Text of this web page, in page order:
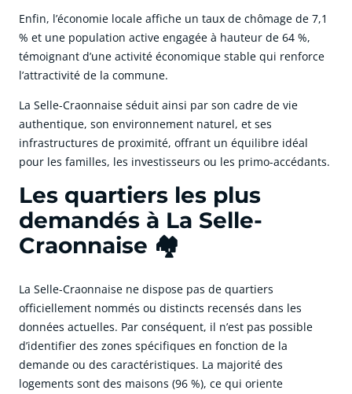
Enfin, l’économie locale affiche un taux de chômage de 7,1
% et une population active engagée à hauteur de 64 %,
témoignant d’une activité économique stable qui renforce
l’attractivité de la commune.
La Selle-Craonnaise séduit ainsi par son cadre de vie
authentique, son environnement naturel, et ses
infrastructures de proximité, offrant un équilibre idéal
pour les familles, les investisseurs ou les primo-accédants.
Les quartiers les plus
demandés à La Selle-
Craonnaise 🏘️
La Selle-Craonnaise ne dispose pas de quartiers
officiellement nommés ou distincts recensés dans les
données actuelles. Par conséquent, il n’est pas possible
d’identifier des zones spécifiques en fonction de la
demande ou des caractéristiques. La majorité des
logements sont des maisons (96 %), ce qui oriente